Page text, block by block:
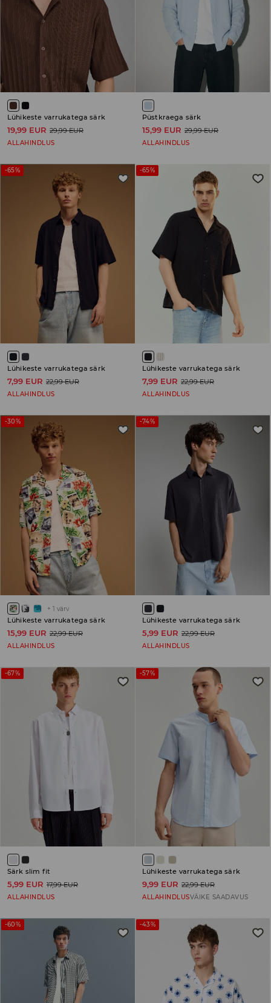
Lühikeste varrukatega särk
19,99 EUR 29,99 EUR
ALLAHINDLUS
Püstkraega särk
15,99 EUR 29,99 EUR
ALLAHINDLUS
-65%
Lühikeste varrukatega särk
7,99 EUR 22,99 EUR
ALLAHINDLUS
-65%
Lühikeste varrukatega särk
7,99 EUR 22,99 EUR
ALLAHINDLUS
-30%
+ 1 värv
Lühikeste varrukatega särk
15,99 EUR 22,99 EUR
ALLAHINDLUS
-74%
Lühikeste varrukatega särk
5,99 EUR 22,99 EUR
ALLAHINDLUS
-67%
Särk slim fit
5,99 EUR 17,99 EUR
ALLAHINDLUS
-57%
Lühikeste varrukatega särk
9,99 EUR 22,99 EUR
ALLAHINDLUSVÄIKE SAADAVUS
-60% -43%